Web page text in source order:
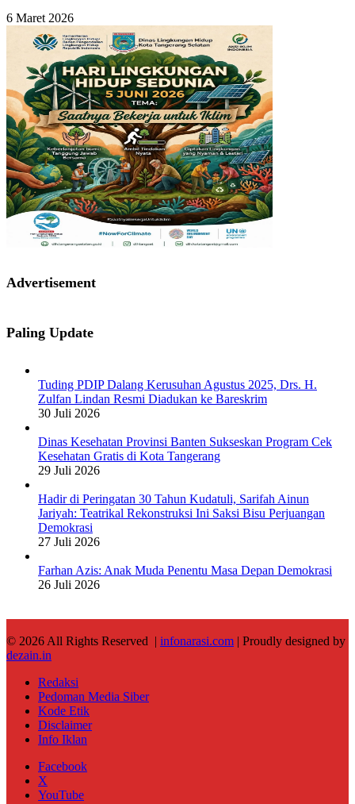
6 Maret 2026
Advertisement
Paling Update
Tuding PDIP Dalang Kerusuhan Agustus 2025, Drs. H.
Zulfan Lindan Resmi Diadukan ke Bareskrim
30 Juli 2026
Dinas Kesehatan Provinsi Banten Sukseskan Program Cek
Kesehatan Gratis di Kota Tangerang
29 Juli 2026
Hadir di Peringatan 30 Tahun Kudatuli, Sarifah Ainun
Jariyah: Teatrikal Rekonstruksi Ini Saksi Bisu Perjuangan
Demokrasi
27 Juli 2026
Farhan Azis: Anak Muda Penentu Masa Depan Demokrasi
26 Juli 2026
© 2026 All Rights Reserved | infonarasi.com | Proudly designed by
dezain.in
Redaksi
Pedoman Media Siber
Kode Etik
Disclaimer
Info Iklan
Facebook
X
YouTube